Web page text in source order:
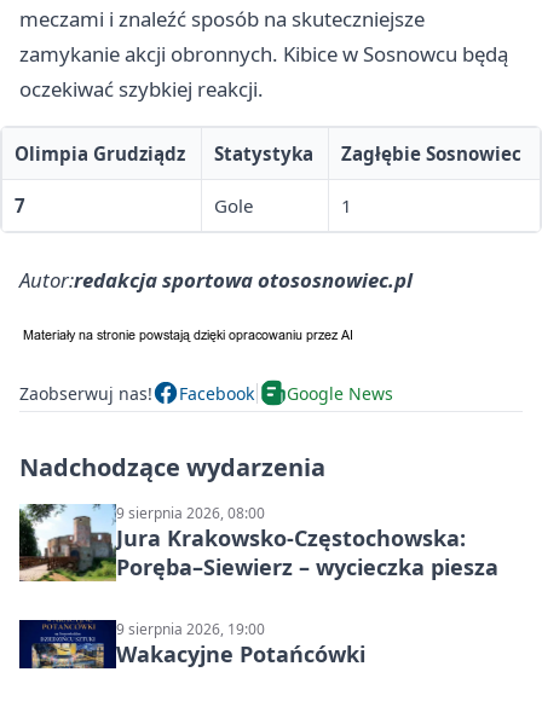
meczami i znaleźć sposób na skuteczniejsze
zamykanie akcji obronnych. Kibice w Sosnowcu będą
oczekiwać szybkiej reakcji.
Olimpia Grudziądz Statystyka Zagłębie Sosnowiec
7 Gole 1
Autor:redakcja sportowa otososnowiec.pl
Zaobserwuj nas! Facebook Google News
Nadchodzące wydarzenia
9 sierpnia 2026, 08:00
Jura Krakowsko-Częstochowska:
Poręba–Siewierz – wycieczka piesza
9 sierpnia 2026, 19:00
Wakacyjne Potańcówki